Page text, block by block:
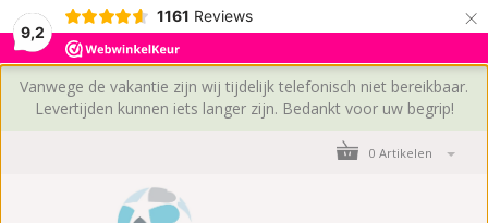
9,2
1161 Reviews ×
Vanwege de vakantie zijn wij tijdelijk telefonisch niet bereikbaar.
Levertijden kunnen iets langer zijn. Bedankt voor uw begrip!
0 Artikelen